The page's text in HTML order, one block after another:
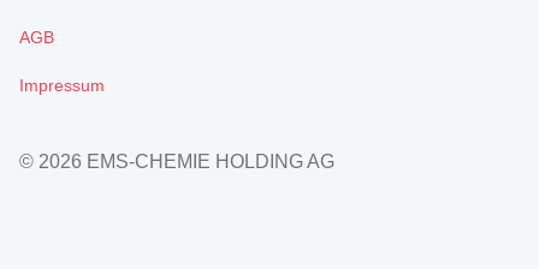
AGB
Impressum
© 2026 EMS-CHEMIE HOLDING AG